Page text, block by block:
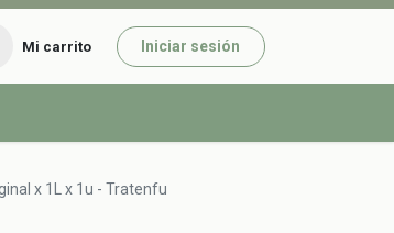
Mi carrito Iniciar sesión
x 1L x 1u - Tratenfu